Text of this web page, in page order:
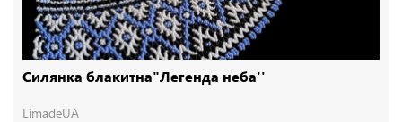
Силянка блакитна"Легенда неба''
LimadeUA